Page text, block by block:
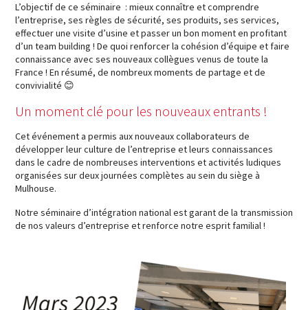
L’objectif de ce séminaire : mieux connaître et comprendre
l’entreprise, ses règles de sécurité, ses produits, ses services,
effectuer une visite d’usine et passer un bon moment en profitant
d’un team building ! De quoi renforcer la cohésion d’équipe et faire
connaissance avec ses nouveaux collègues venus de toute la
France ! En résumé, de nombreux moments de partage et de
convivialité 😊
Un moment clé pour les nouveaux entrants !
Cet événement a permis aux nouveaux collaborateurs de
développer leur culture de l’entreprise et leurs connaissances
dans le cadre de nombreuses interventions et activités ludiques
organisées sur deux journées complètes au sein du siège à
Mulhouse.
Notre séminaire d’intégration national est garant de la transmission
de nos valeurs d’entreprise et renforce notre esprit familial !